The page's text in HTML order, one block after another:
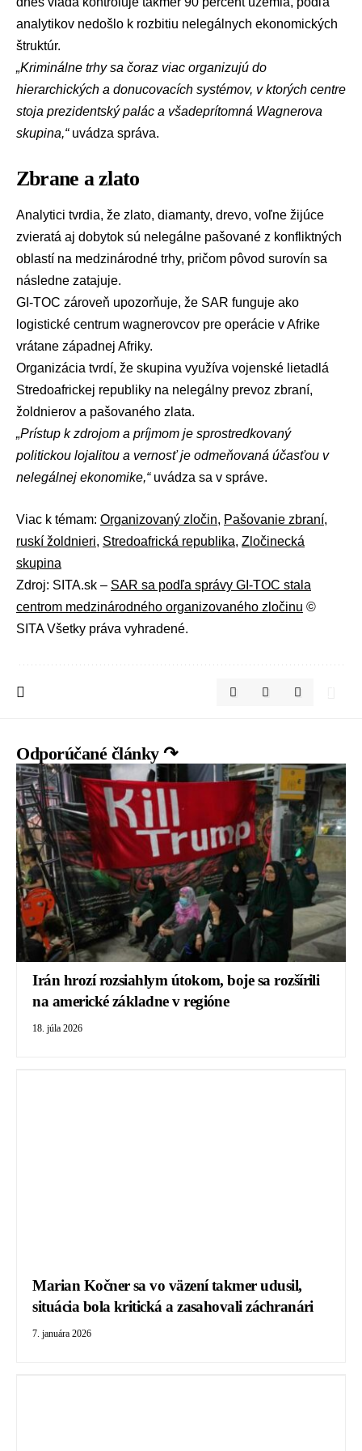
analytikov nedošlo k rozbitiu nelegálnych ekonomických
štruktúr.
„Kriminálne trhy sa čoraz viac organizujú do
hierarchických a donucovacích systémov, v ktorých centre
stoja prezidentský palác a všadeprítomná Wagnerova
skupina,“uvádza správa.
Zbrane a zlato
Analytici tvrdia, že zlato, diamanty, drevo, voľne žijúce
zvieratá aj dobytok sú nelegálne pašované z konfliktných
oblastí na medzinárodné trhy, pričom pôvod surovín sa
následne zatajuje.
GI-TOC zároveň upozorňuje, že SAR funguje ako
logistické centrum wagnerovcov pre operácie v Afrike
vrátane západnej Afriky.
Organizácia tvrdí, že skupina využíva vojenské lietadlá
Stredoafrickej republiky na nelegálny prevoz zbraní,
žoldnierov a pašovaného zlata.
„Prístup k zdrojom a príjmom je sprostredkovaný
politickou lojalitou a vernosť je odmeňovaná účasťou v
nelegálnej ekonomike,“uvádza sa v správe.
Viac k témam: Organizovaný zločin, Pašovanie zbraní,
ruskí žoldnieri, Stredoafrická republika, Zločinecká
skupina
Zdroj: SITA.sk – SAR sa podľa správy GI-TOC stala
centrom medzinárodného organizovaného zločinu ©
SITA Všetky práva vyhradené.
Odporúčané články ↷
Irán hrozí rozsiahlym útokom, boje sa rozšírili
na americké základne v regióne
18. júla 2026
Marian Kočner sa vo väzení takmer udusil,
situácia bola kritická a zasahovali záchranári
7. januára 2026